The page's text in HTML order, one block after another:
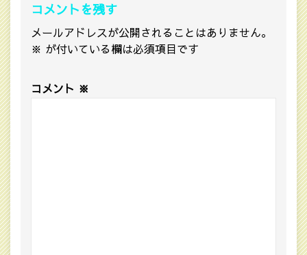
コメントを残す
メールアドレスが公開されることはありません。
※ が付いている欄は必須項目です
コメント ※